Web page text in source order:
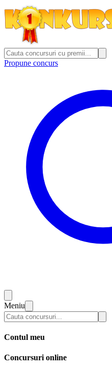
Propune concurs
Meniu
Contul meu
Concursuri online